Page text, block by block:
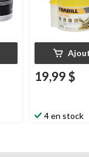
19,99 $
4 en stock